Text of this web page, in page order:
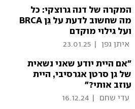
המקרה של דנה גרוצקי: כל
מה שחשוב לדעת על גֵּן BRCA
ועל גילוי מוקדם
איתן גפן 23.01.25
"אם היית יודע שאני נשאית
של גן סרטן אגרסיבי, היית
עוזב אותי?"
עדי שחם 16.12.24